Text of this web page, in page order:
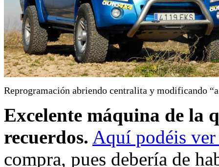
Reprogramación abriendo centralita y modificando
Excelente máquina de la
recuerdos. Aquí podéis
compra, pues debería de